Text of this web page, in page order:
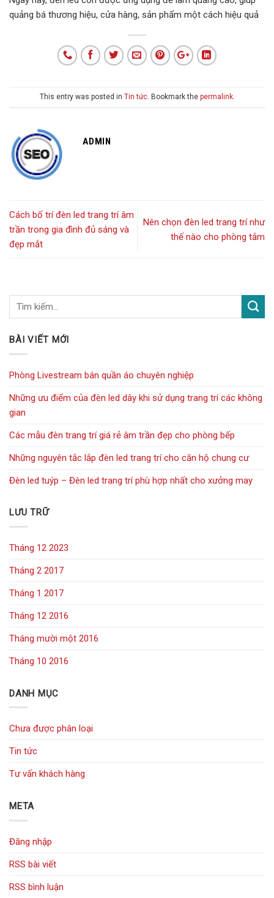
quảng bá thương hiệu, cửa hàng, sản phẩm một cách hiệu quả
This entry was posted in Tin tức. Bookmark the permalink.
ADMIN
Cách bố trí đèn led trang trí âm
trần trong gia đình đủ sáng và
đẹp mắt
Nên chọn đèn led trang trí như
thế nào cho phòng tắm
BÀI VIẾT MỚI
Phòng Livestream bán quần áo chuyên nghiệp
Những ưu điểm của đèn led dây khi sử dụng trang trí các không
gian
Các mẫu đèn trang trí giá rẻ âm trần đẹp cho phòng bếp
Những nguyên tắc lắp đèn led trang trí cho căn hộ chung cư
Đèn led tuýp – Đèn led trang trí phù hợp nhất cho xưởng may
LƯU TRỮ
Tháng 12 2023
Tháng 2 2017
Tháng 1 2017
Tháng 12 2016
Tháng mười một 2016
Tháng 10 2016
DANH MỤC
Chưa được phân loại
Tin tức
Tư vấn khách hàng
META
Đăng nhập
RSS bài viết
RSS bình luận